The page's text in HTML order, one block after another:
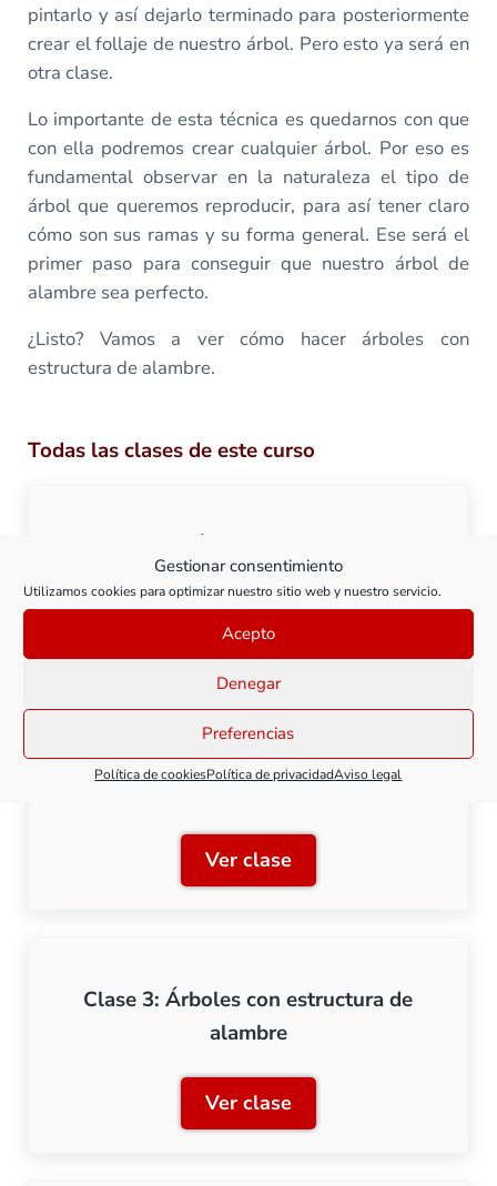
Gestionar consentimiento
Utilizamos cookies para optimizar nuestro sitio web y nuestro servicio.
Acepto
Denegar
Preferencias
Política de cookiesPolítica de privacidadAviso legal
pintarlo y así dejarlo terminado para posteriormente
crear el follaje de nuestro árbol. Pero esto ya será en
otra clase.
Lo importante de esta técnica es quedarnos con que
con ella podremos crear cualquier árbol. Por eso es
fundamental observar en la naturaleza el tipo de
árbol que queremos reproducir, para así tener claro
cómo son sus ramas y su forma general. Ese será el
primer paso para conseguir que nuestro árbol de
alambre sea perfecto.
¿Listo? Vamos a ver cómo hacer árboles con
estructura de alambre.
Todas las clases de este curso
Ver claseClase 1: Árboles con
Clase 2: Árboles con estructura de
plástico
Ver claseClase 2: Árboles con
Clase 3: Árboles con estructura de
alambre
Ver claseClase 3: Árboles con